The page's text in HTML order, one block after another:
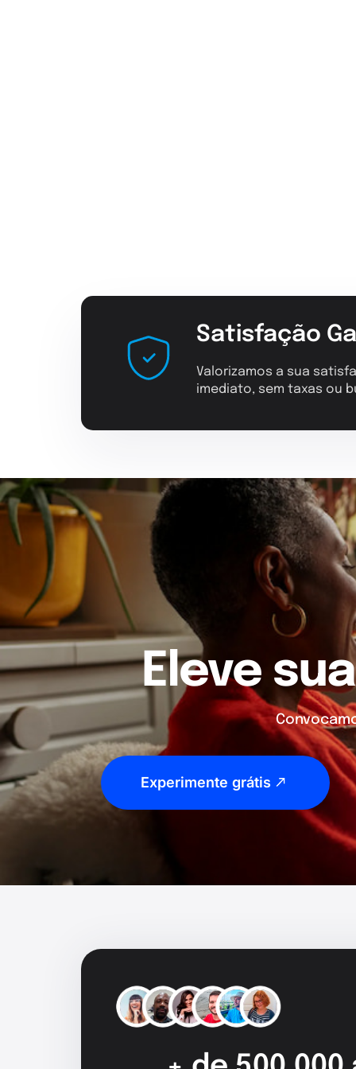
Satisfação
Valorizamos a sua
imediato, sem taxas ou
Eleve
Experimente grátis